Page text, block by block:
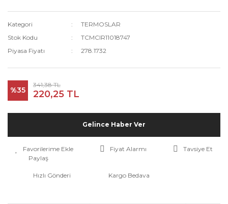
Kategori
TERMOSLAR
Stok Kodu
TCMCIR11018747
Piyasa Fiyatı
278.1732
%35
341,38 TL
220,25 TL
Gelince Haber Ver
Fiyat Alarmı
Tavsiye Et
Paylaş
Hızlı Gönderi Kargo Bedava